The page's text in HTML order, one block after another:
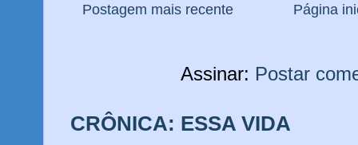
Postagem mais recente Página
Assinar: Postar
CRÔNICA: ESSA VIDA